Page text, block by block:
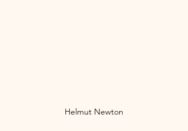
Helmut Newton